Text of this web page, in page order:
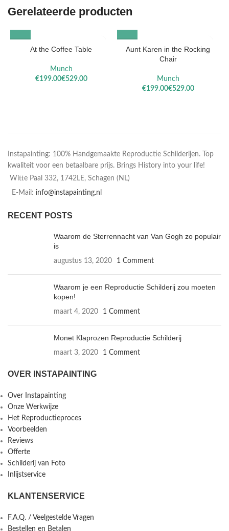
Gerelateerde producten
At the Coffee Table
Munch
€
€
Aunt Karen in the Rocking
Chair
Munch
€
€
Instapainting: 100% Handgemaakte Reproductie Schilderijen. Top
kwaliteit voor een betaalbare prijs. Brings History into your life!
Witte Paal 332, 1742LE, Schagen (NL)
E-Mail: info@instapainting.nl
RECENT POSTS
Waarom de Sterrennacht van Van Gogh zo populair
is
augustus 13, 2020 1 Comment
Waarom je een Reproductie Schilderij zou moeten
kopen!
maart 4, 2020 1 Comment
Monet Klaprozen Reproductie Schilderij
maart 3, 2020 1 Comment
OVER INSTAPAINTING
Over Instapainting
Onze Werkwijze
Het Reproductieproces
Voorbeelden
Reviews
Offerte
Schilderij van Foto
Inlijstservice
KLANTENSERVICE
F.A.Q. / Veelgestelde Vragen
Bestellen en Betalen